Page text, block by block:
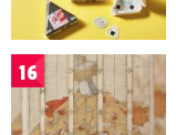
16